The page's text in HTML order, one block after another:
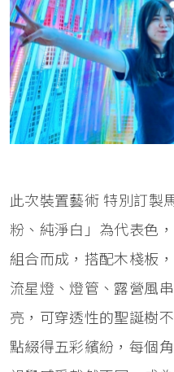
此次裝置藝術 特別訂製
粉、純淨白」為代表色
組合而成，搭配木棧板
流星燈、燈管、露營風
亮，可穿透性的聖誕樹
點綴得五彩繽紛，每個